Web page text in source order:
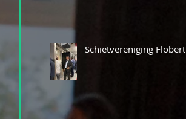
Schietvereniging Flobert